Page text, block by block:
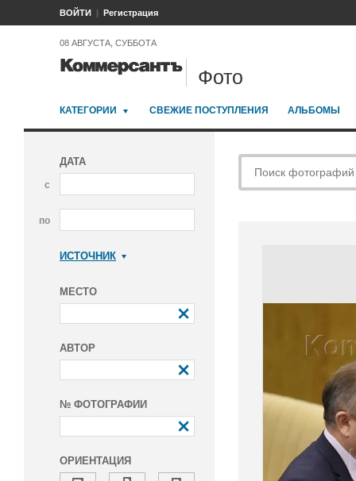
ВОЙТИ Регистрация
08 АВГУСТА, СУББОТА
Фото
КАТЕГОРИИ СВЕЖИЕ ПОСТУПЛЕНИЯ АЛЬБОМЫ
ДАТА
с
по
ИСТОЧНИК
МЕСТО
АВТОР
№ ФОТОГРАФИИ
ОРИЕНТАЦИЯ